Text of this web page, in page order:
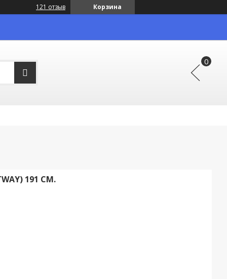
Корзина
121 отзыв
191 СМ.